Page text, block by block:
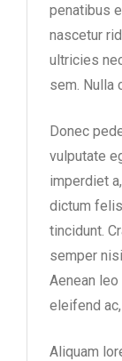
penatibus
nascetur
ultricies
sem. Nulla
Donec
vulputate
imperdiet
dictum
tincidunt.
semper
Aenean
eleifend ac,
Aliquam